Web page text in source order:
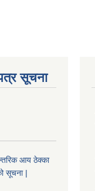
सूचना
आय ठेक्का
सूचना |